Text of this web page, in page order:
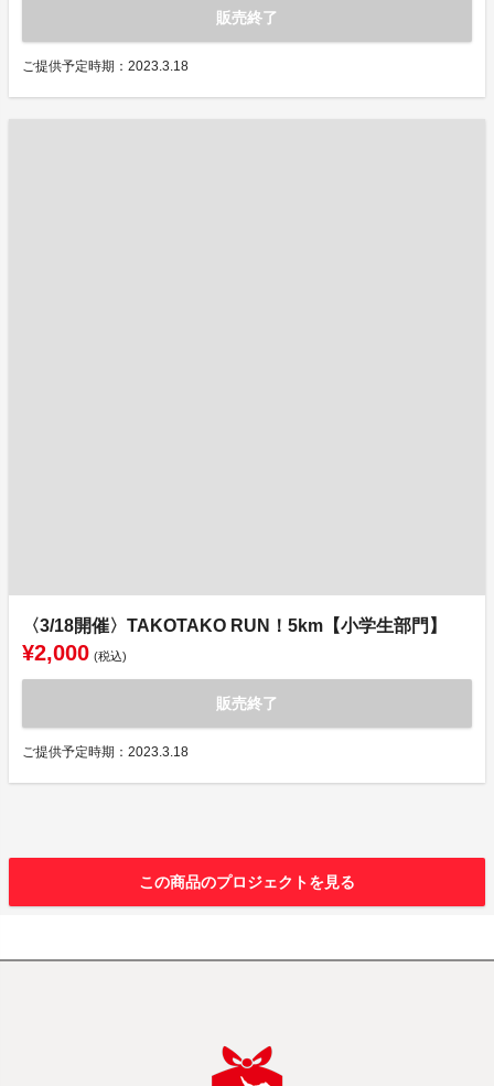
販売終了
ご提供予定時期：2023.3.18
〈3/18開催〉TAKOTAKO RUN！5km【小学生部門】
¥2,000 (税込)
販売終了
ご提供予定時期：2023.3.18
この商品のプロジェクトを見る